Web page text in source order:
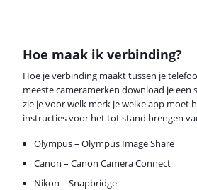
Hoe maak ik verbinding?
Hoe je verbinding maakt tussen je
meeste cameramerken download je
zie je voor welk merk je welke app moet
instructies voor het tot stand brengen
Olympus – Olympus Image Share
Canon – Canon Camera Connect
Nikon – Snapbridge